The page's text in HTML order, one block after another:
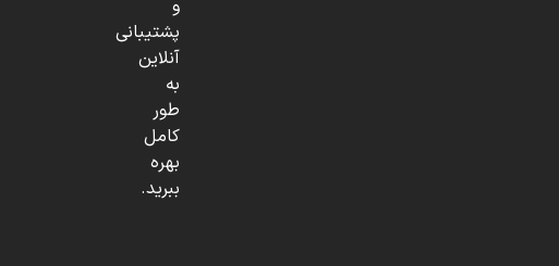
و
پشتیبانی
آنلاین
به
طور
کامل
بهره
ببرید.